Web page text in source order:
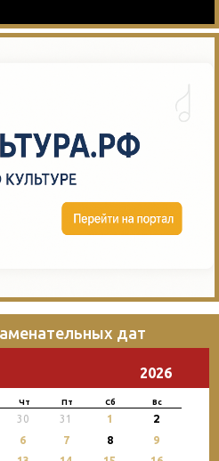
дат
2026
Чт Пт Сб Вс
30 31 1 2
6 7 8
9